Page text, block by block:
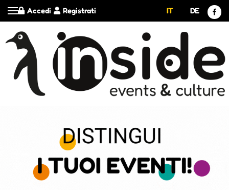
Registrati
Accedi IT DE